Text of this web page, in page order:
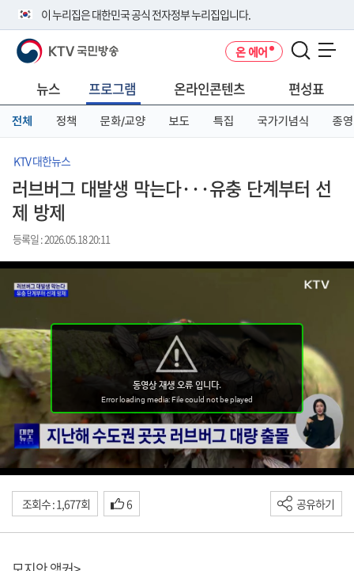
이 누리집은 대한민국 공식 전자정부 누리집입니다.
공식 누리집 주소 확인하기
니다.
이밖에 or.kr 또는 .kr등 다른 도메인 주소를 사용하고 있다면 아래 URL에
서 도메인 주소를 확인해 보세요
KTV 국민방송 온 에어
뉴스 프로그램 온라인콘텐츠 편성표
전체 정책 문화/교양 보도 특집 국가기념식 종영
KTV 대한뉴스
러브버그 대발생 막는다···유충 단계부터 선
제 방제
등록일 : 2026.05.18 20:11
조회수 : 1,677회 6 공유하기